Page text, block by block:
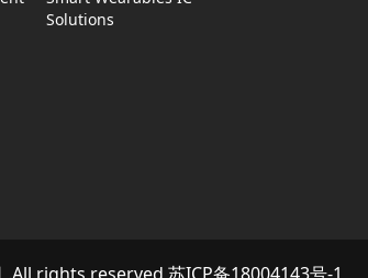
Solutions